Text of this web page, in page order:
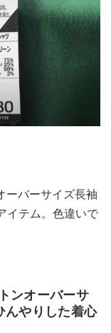
ーバーサイズ長袖
イテム。色違いで
ンオーバーサ
んやりした着心